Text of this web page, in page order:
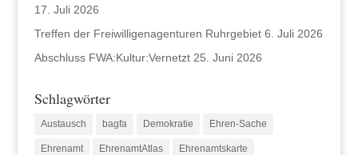
17. Juli 2026
Treffen der Freiwilligenagenturen Ruhrgebiet 6. Juli 2026
Abschluss FWA:Kultur:Vernetzt 25. Juni 2026
Schlagwörter
Austausch bagfa Demokratie Ehren-Sache
Ehrenamt EhrenamtAtlas Ehrenamtskarte